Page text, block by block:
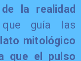
la realidad
guía las
mitológico
que el pulso